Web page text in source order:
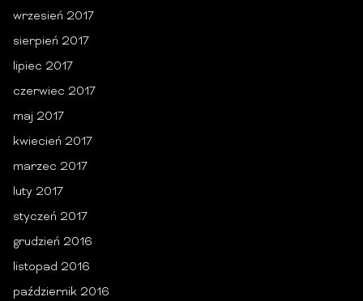
wrzesień 2017
sierpień 2017
lipiec 2017
czerwiec 2017
maj 2017
kwiecień 2017
marzec 2017
luty 2017
styczeń 2017
grudzień 2016
listopad 2016
październik 2016